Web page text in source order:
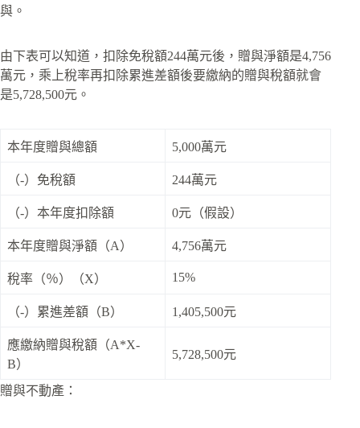
與。
由下表可以知道，扣除免稅額244萬元後，贈與淨額是4,756
萬元，乘上稅率再扣除累進差額後要繳納的贈與稅額就會
是5,728,500元。
本年度贈與總額 5,000萬元
（-）免稅額 244萬元
（-）本年度扣除額 0元（假設）
本年度贈與淨額（A） 4,756萬元
稅率（％）（X） 15%
（-）累進差額（B） 1,405,500元
應繳納贈與稅額（A*X-
B）
5,728,500元
贈與不動產：